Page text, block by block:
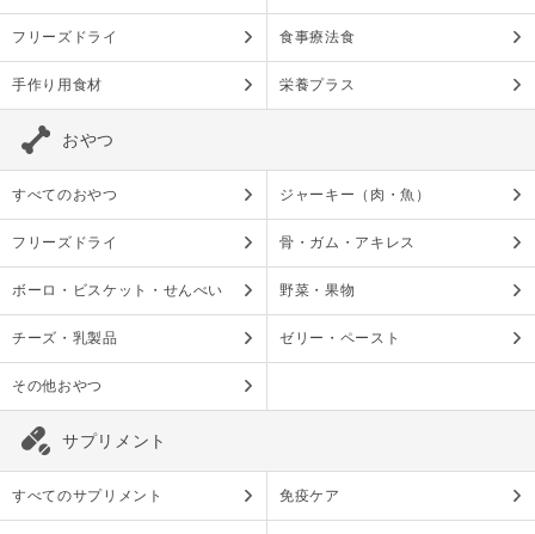
フリーズドライ 食事療法食
手作り用食材 栄養プラス
おやつ
すべてのおやつ ジャーキー（肉・魚）
フリーズドライ 骨・ガム・アキレス
ボーロ・ビスケット・せんべい 野菜・果物
チーズ・乳製品 ゼリー・ペースト
その他おやつ
サプリメント
すべてのサプリメント 免疫ケア